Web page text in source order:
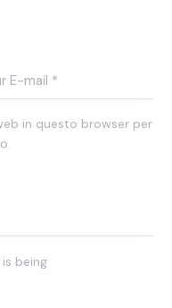
in questo browser per
being